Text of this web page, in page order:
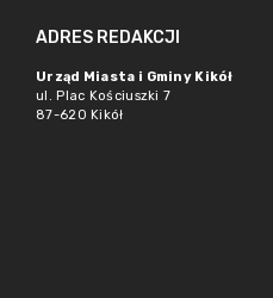
ADRES REDAKCJI
Urząd Miasta i Gminy Kikół
ul. Plac Kościuszki 7
87-620 Kikół